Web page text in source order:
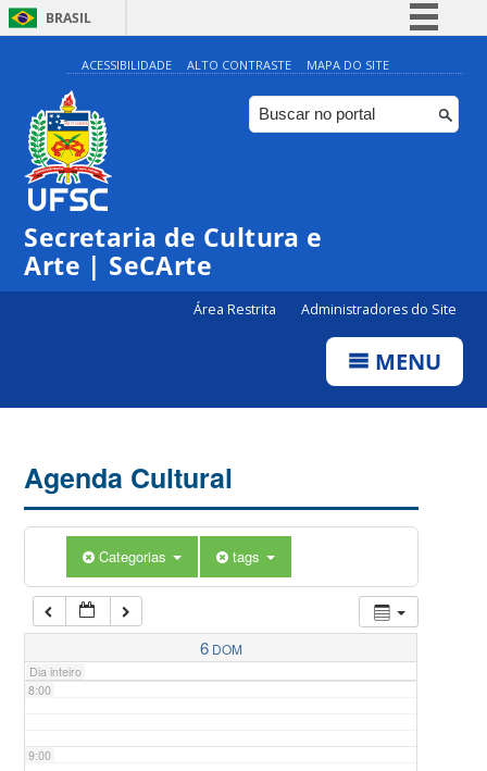
BRASIL
Simplifique!
Comunica BR
Participe
ACESSIBILIDADE ALTO CONTRASTE MAPA DO SITE
Secretaria de Cultura e
Arte | SeCArte
Área Restrita Administradores do Site
MENU
Agenda Cultural
Categorias tags
6 DOM
Dia inteiro
0:00
1:00
5:00
7:00
8:00
9:00